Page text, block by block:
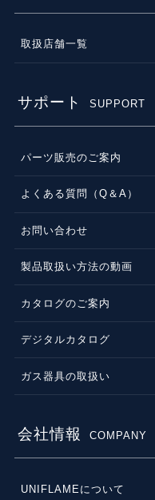
取扱店舗一覧
サポート SUPPORT
パーツ販売のご案内
よくある質問（Q＆A）
お問い合わせ
製品取扱い方法の動画
カタログのご案内
デジタルカタログ
ガス器具の取扱い
会社情報 COMPANY
UNIFLAMEについて